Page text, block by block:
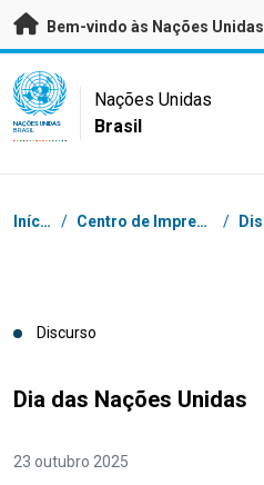
Saltar para conteúdo principal
Bem-vindo às Nações Unidas
UN Logo
NAÇÕES UNIDAS
BRASIL
Nações Unidas
Brasil
Navegação
Início / Centro de Imprensa /
Discurso
Dia das Nações Unidas
23 outubro 2025